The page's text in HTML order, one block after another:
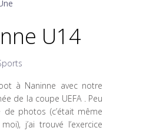
U14
à Naninne avec notre
de la coupe UEFA . Peu
photos (c’était même
j’ai trouvé l’exercice